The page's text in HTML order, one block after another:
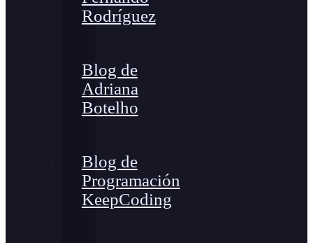
Rodríguez
Blog de
Adriana
Botelho
Blog de
Programación
KeepCoding